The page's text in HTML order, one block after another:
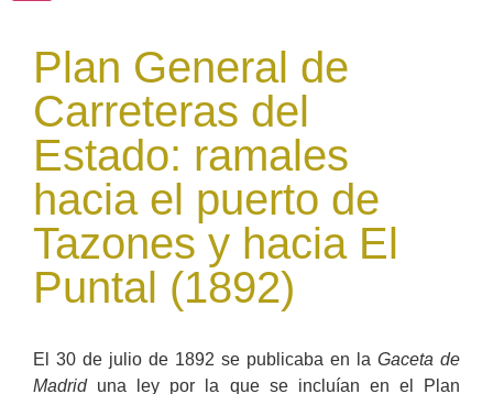
Plan General de
Carreteras del
Estado: ramales
hacia el puerto de
Tazones y hacia El
Puntal (1892)
El 30 de julio de 1892 se publicaba en la Gaceta de
Madriduna ley por la que se incluían en el Plan